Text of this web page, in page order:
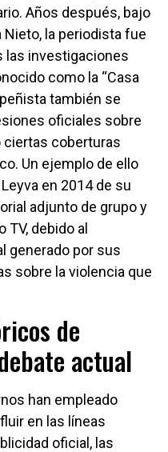
Años después, bajo
Nieto, la periodista fue
las investigaciones
como la “Casa
también se
oficiales sobre
coberturas
Un ejemplo de ello
en 2014 de su
adjunto de grupo y
TV, debido al
generado por sus
sobre la violencia que
de
actual
han empleado
en las líneas
oficial, las